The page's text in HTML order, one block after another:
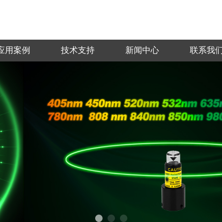
用案例 技术支持 新闻中心 联系我